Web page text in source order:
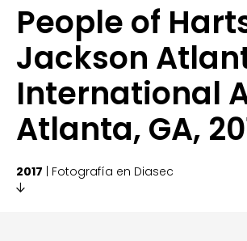
People of
Jackson
International
Atlanta, GA,
2017 | Fotografía en Diasec
